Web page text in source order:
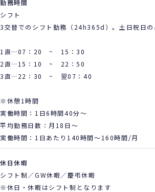
勤務時間
シフト
3交替でのシフト勤務（24h365d）。土日祝日の
1直…07：20 ~ 15：30
2直…15：10 ~ 22：50
3直…22：30 ~ 翌07：40
※休憩1時間
実働時間：1日6時間40分～
平均勤務日数：月18日～
実働時間：1日あたり140時間～160時間/月
休日休暇
シフト制／GW休暇／慶弔休暇
※休日・休暇はシフト制となります